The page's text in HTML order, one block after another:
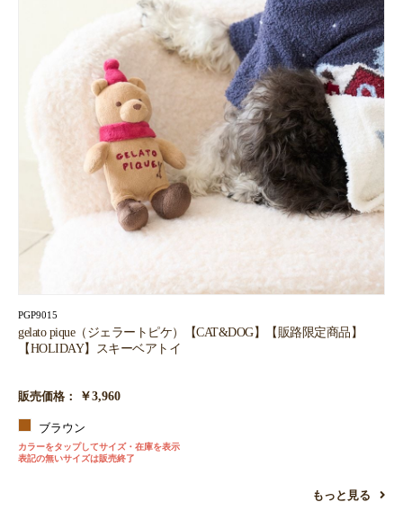
PGP9015
gelato pique（ジェラートピケ）【CAT&DOG】【販路限定商品】
【HOLIDAY】スキーベアトイ
販売価格： ￥3,960
ブラウン
カラーをタップしてサイズ・在庫を表示
表記の無いサイズは販売終了
もっと見る